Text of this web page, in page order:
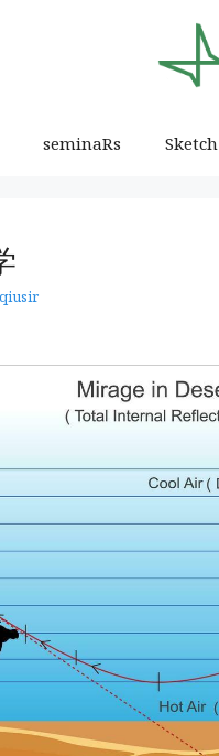
seminaRs Sketch
qiusir